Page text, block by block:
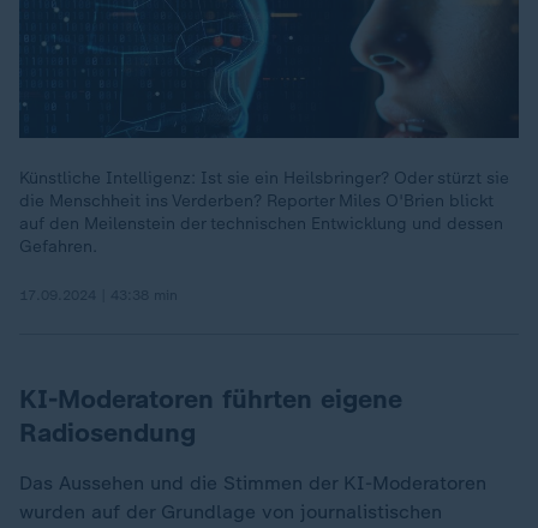
Künstliche Intelligenz: Ist sie ein Heilsbringer? Oder stürzt sie
die Menschheit ins Verderben? Reporter Miles O'Brien blickt
auf den Meilenstein der technischen Entwicklung und dessen
Gefahren.
KI-Moderatoren führten eigene
Radiosendung
Das Aussehen und die Stimmen der KI-Moderatoren
wurden auf der Grundlage von journalistischen